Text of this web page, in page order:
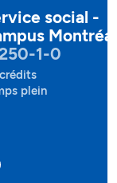
social -
Montréal
1-0
plein